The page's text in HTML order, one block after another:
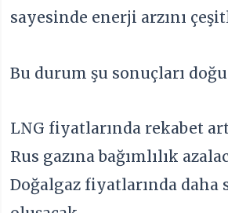
sayesinde enerji arzını
Bu durum şu sonuçları
LNG fiyatlarında rekabet
Rus gazına bağımlılık
Doğalgaz fiyatlarında daha